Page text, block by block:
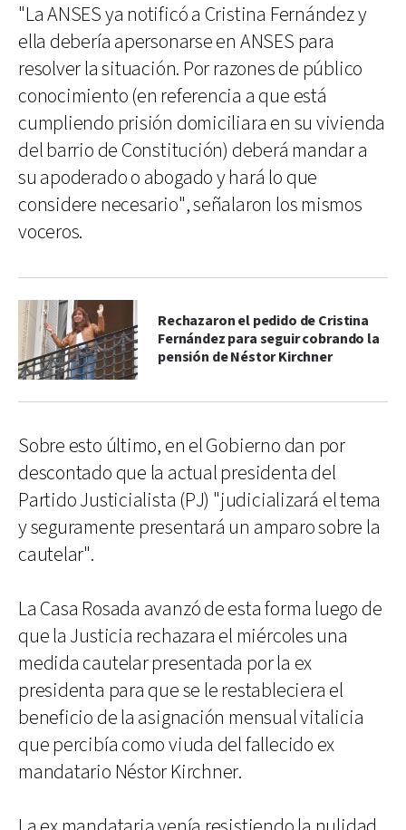
"La ANSES ya notificó a Cristina Fernández y
ella debería apersonarse en ANSES para
resolver la situación. Por razones de público
conocimiento (en referencia a que está
cumpliendo prisión domiciliara en su vivienda
del barrio de Constitución) deberá mandar a
su apoderado o abogado y hará lo que
considere necesario", señalaron los mismos
voceros.
Rechazaron el pedido de Cristina
Fernández para seguir cobrando la
pensión de Néstor Kirchner
Sobre esto último, en el Gobierno dan por
descontado que la actual presidenta del
Partido Justicialista (PJ) "judicializará el tema
y seguramente presentará un amparo sobre la
cautelar".
La Casa Rosada avanzó de esta forma luego de
que la Justicia rechazara el miércoles una
medida cautelar presentada por la ex
presidenta para que se le restableciera el
beneficio de la asignación mensual vitalicia
que percibía como viuda del fallecido ex
mandatario Néstor Kirchner.